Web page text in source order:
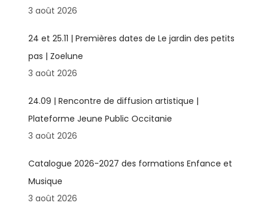
3 août 2026
24 et 25.11 | Premières dates de Le jardin des petits
pas | Zoelune
3 août 2026
24.09 | Rencontre de diffusion artistique |
Plateforme Jeune Public Occitanie
3 août 2026
Catalogue 2026-2027 des formations Enfance et
Musique
3 août 2026